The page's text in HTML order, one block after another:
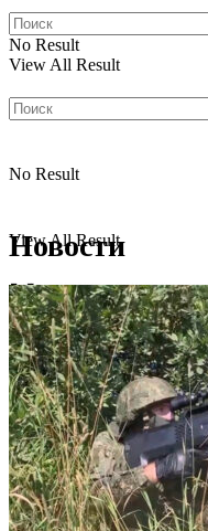
No Result
View All Result
No Result
View All Result
Новости